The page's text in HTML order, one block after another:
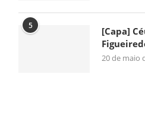
5
[Capa]
20 de maio